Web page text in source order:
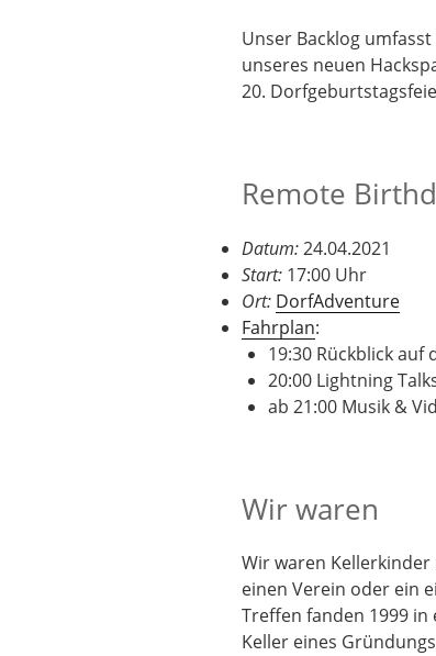
Unser Backlog
unseres neuen
20.
Remote
Datum:24.04.2021
Start: 17:00 Uhr
Ort: DorfAdventure
Fahrplan:
19:30 Rückblick auf
20:00 Lightning
ab 21:00 Musik &
Wir waren
Wir waren
einen Verein oder ein
Treffen fanden 1999 in
Keller eines